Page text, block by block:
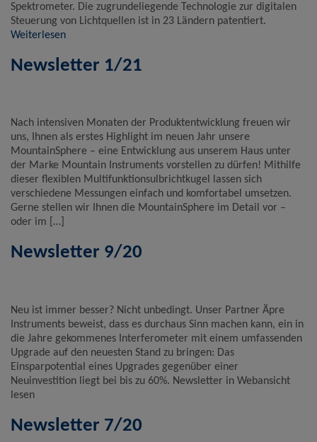
Spektrometer. Die zugrundeliegende Technologie zur digitalen
Steuerung von Lichtquellen ist in 23 Ländern patentiert.
Weiterlesen
Newsletter 1/21
Nach intensiven Monaten der Produktentwicklung freuen wir
uns, Ihnen als erstes Highlight im neuen Jahr unsere
MountainSphere – eine Entwicklung aus unserem Haus unter
der Marke Mountain Instruments vorstellen zu dürfen! Mithilfe
dieser flexiblen Multifunktionsulbrichtkugel lassen sich
verschiedene Messungen einfach und komfortabel umsetzen.
Gerne stellen wir Ihnen die MountainSphere im Detail vor –
oder im […]
Newsletter 9/20
Neu ist immer besser? Nicht unbedingt. Unser Partner Äpre
Instruments beweist, dass es durchaus Sinn machen kann, ein in
die Jahre gekommenes Interferometer mit einem umfassenden
Upgrade auf den neuesten Stand zu bringen: Das
Einsparpotential eines Upgrades gegenüber einer
Neuinvestition liegt bei bis zu 60%. Newsletter in Webansicht
lesen
Newsletter 7/20